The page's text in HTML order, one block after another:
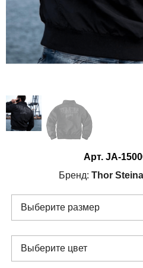
Арт. JA-
Бренд: Thor
Выберите размер
Выберите цвет